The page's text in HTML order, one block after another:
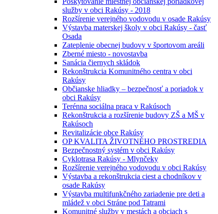
služby v obci Rakúsy - 2018
Rozšírenie verejného vodovodu v osade Rakúsy
Výstavba materskej školy v obci Rakúsy - časť
Osada
Zateplenie obecnej budovy v športovom areáli
Zberné miesto - novostavba
Sanácia čiernych skládok
Rekonštrukcia Komunitného centra v obci
Rakúsy
Občianske hliadky – bezpečnosť a poriadok v
obci Rakúsy
Terénna sociálna praca v Rakúsoch
Rekonštrukcia a rozšírenie budovy ZŠ a MŠ v
Rakúsoch
Revitalizácie obce Rakúsy
OP KVALITA ŽIVOTNÉHO PROSTREDIA
Bezpečnostný systém v obci Rakúsy
Cyklotrasa Rakúsy - Mlynčeky
Rozšírenie verejného vodovodu v obci Rakúsy
Výstavba a rekonštrukcia ciest a chodníkov v
osade Rakúsy
Výstavba multifunkčného zariadenie pre deti a
mládež v obci Stráne pod Tatrami
Komunitné služby v mestách a obciach s